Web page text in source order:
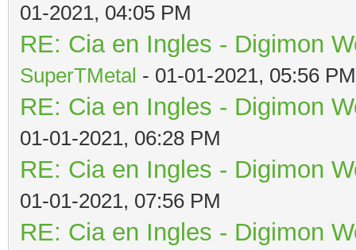
01-2021, 04:05 PM
RE: Cia en Ingles - Digimon
SuperTMetal - 01-01-2021, 05:56 PM
RE: Cia en Ingles - Digimon
01-01-2021, 06:28 PM
RE: Cia en Ingles - Digimon
01-01-2021, 07:56 PM
RE: Cia en Ingles - Digimon